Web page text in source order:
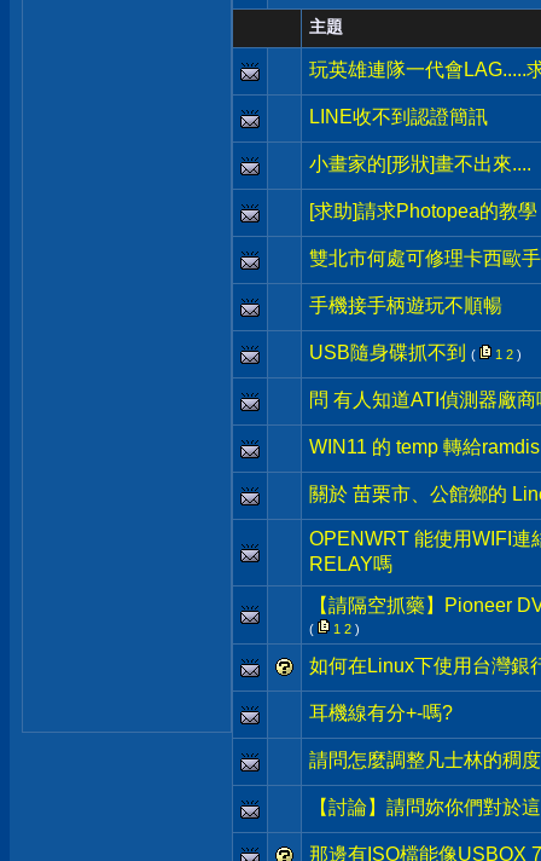
主題
玩英雄連隊一代會LAG.....
LINE收不到認證簡訊
小畫家的[形狀]畫不出來....
[求助]請求Photopea的教學
雙北市何處可修理卡西歐
手機接手柄遊玩不順暢
USB隨身碟抓不到 ( 1 2 )
問 有人知道ATI偵測器廠商
WIN11 的 temp 轉給
關於 苗栗市、公館鄉的
OPENWRT 能使用WIFI連
RELAY嗎
【請隔空抓藥】Pioneer
( 1 2 )
如何在Linux下使用台灣銀
耳機線有分+-嗎?
請問怎麼調整凡士林的稠度
【討論】請問妳你們對於
那邊有ISO檔能像USBOX